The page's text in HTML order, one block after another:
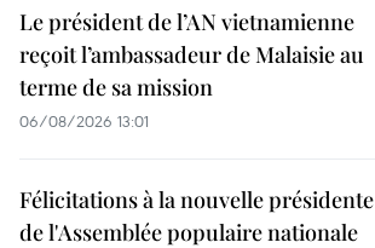
Le président de l’AN vietnamienne
reçoit l’ambassadeur de Malaisie au
terme de sa mission
06/08/2026 13:01
Félicitations à la nouvelle présidente
de l'Assemblée populaire nationale